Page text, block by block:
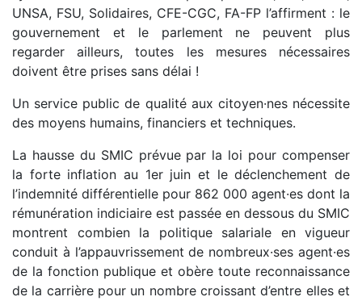
UNSA, FSU, Solidaires, CFE-CGC, FA-FP l’affirment : le
gouvernement et le parlement ne peuvent plus
regarder ailleurs, toutes les mesures nécessaires
doivent être prises sans délai !
Un service public de qualité aux citoyen·nes nécessite
des moyens humains, financiers et techniques.
La hausse du SMIC prévue par la loi pour compenser
la forte inflation au 1er juin et le déclenchement de
l’indemnité différentielle pour 862 000 agent·es dont la
rémunération indiciaire est passée en dessous du SMIC
montrent combien la politique salariale en vigueur
conduit à l’appauvrissement de nombreux·ses agent·es
de la fonction publique et obère toute reconnaissance
de la carrière pour un nombre croissant d’entre elles et